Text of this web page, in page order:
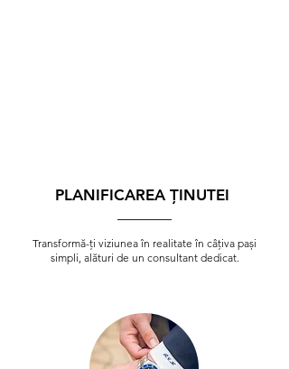
PLANIFICAREA ȚINUTEI
Transformă-ți viziunea în realitate în câțiva pași
simpli, alături de un consultant dedicat.